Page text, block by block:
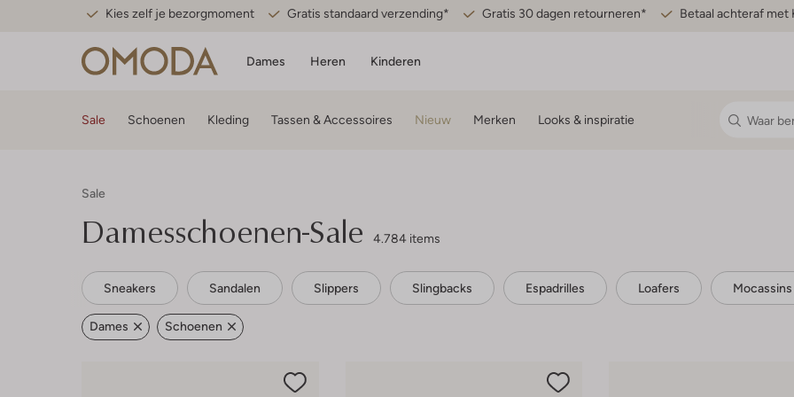
Kies zelf je bezorgmoment Gratis standaard verzending* Gratis 30 dagen retourneren* Betaal achteraf met
Dames Heren Kinderen
Sale Schoenen Kleding Tassen & Accessoires Nieuw Merken Looks & inspiratie
Sale
Damesschoenen-Sale 4.784 items
Sneakers Sandalen Slippers Slingbacks Espadrilles Loafers Mocassins
Dames Schoenen